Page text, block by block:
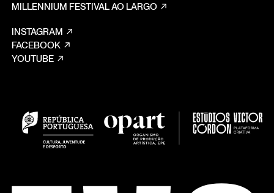
MILLENNIUM FESTIVAL AO LARGO
INSTAGRAM
FACEBOOK
YOUTUBE